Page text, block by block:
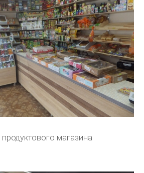
магазина